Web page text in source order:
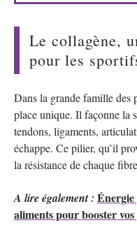
Le collagène,
pour les
Dans la grande famille des
place unique. Il façonne la
tendons, ligaments,
échappe. Ce pilier, qu’il
la résistance de chaque
A lire également :
aliments pour booster